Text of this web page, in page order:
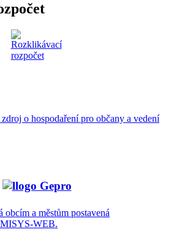
o hospodaření pro občany a vedení
obcím a městům postavená
MISYS-WEB.